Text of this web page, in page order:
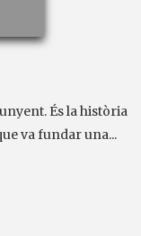
És la història
va fundar una...